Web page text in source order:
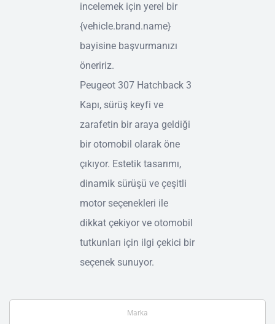
incelemek için yerel bir
{vehicle.brand.name}
bayisine başvurmanızı
öneririz.
Peugeot 307 Hatchback 3
Kapı, sürüş keyfi ve
zarafetin bir araya geldiği
bir otomobil olarak öne
çıkıyor. Estetik tasarımı,
dinamik sürüşü ve çeşitli
motor seçenekleri ile
dikkat çekiyor ve otomobil
tutkunları için ilgi çekici bir
seçenek sunuyor.
Marka